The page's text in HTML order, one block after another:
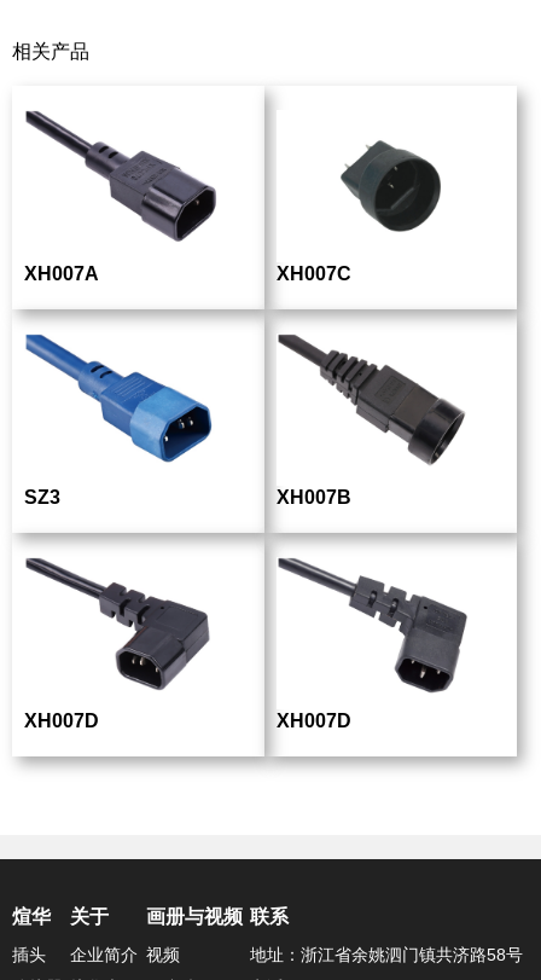
相关产品
XH007A XH007C
SZ3 XH007B
XH007D XH007D
煊华
插头
关于
企业简介
画册与视频
视频
联系
地址：浙江省余姚泗门镇共济路58号